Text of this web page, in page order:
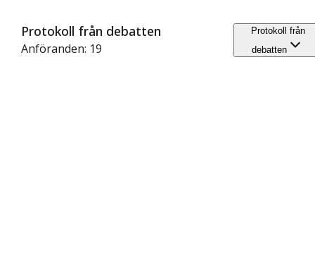
Protokoll från debatten
Anföranden: 19
Protokoll från
debatten